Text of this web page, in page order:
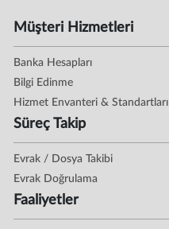
Müşteri Hizmetleri
Banka Hesapları
Bilgi Edinme
Hizmet Envanteri & Standartları
Süreç Takip
Evrak / Dosya Takibi
Evrak Doğrulama
Faaliyetler